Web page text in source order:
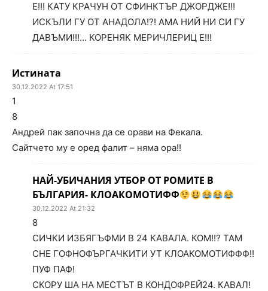
Е!!! КАТУ КРАЧУН ОТ СФИНКТЪР ДЖОРДЖЕ!!!
ИСКЪЛИ ГУ ОТ АНАДОЛА!?! АМА НИЙ НИ СИ ГУ
ДАВЪМИ!!!… КОРЕНЯК МЕРИЧЛЕРИЦ Е!!!
Истината
30.12.2022 At 17:51
1
8
Андрей пак започна да се орави на Фекала.
Сайтчето му е оред фалит – няма ора!!
НАЙ-УБИЧАНИЯ УТБОР ОТ РОМИТЕ В
БЪЛГАРИЯ- КЛОАКОМОТИФФ
30.12.2022 At 21:32
8
СИЧКИ ИЗБЯГЪФМИ В 24 КАВАЛА. КОМ!!? ТАМ
СНЕ ГОФНОФЪРГАЧКИТИ УТ КЛОАКОМОТИФФФ!!
ПУФ ПАФ!
СКОРУ ША НА МЕСТЪТ В КОНДОФРЕЙ24. КАВАЛ!